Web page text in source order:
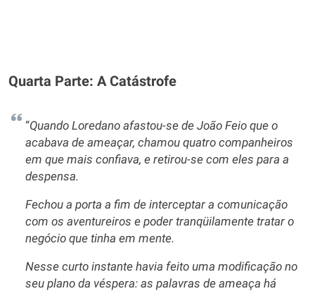
Quarta Parte: A Catástrofe
“Quando Loredano afastou-se de João Feio que o
acabava de ameaçar, chamou quatro companheiros
em que mais confiava, e retirou-se com eles para a
despensa.
Fechou a porta a fim de interceptar a comunicação
com os aventureiros e poder tranqüilamente tratar o
negócio que tinha em mente.
Nesse curto instante havia feito uma modificação no
seu plano da véspera: as palavras de ameaça há